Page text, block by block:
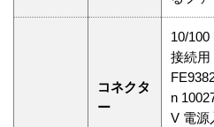
コネクタ
ー
10/
接続用
n
V 電源